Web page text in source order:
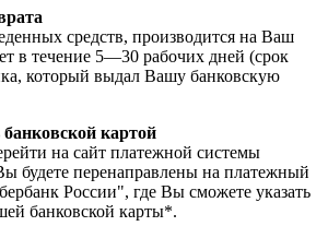
средств, производится на Ваш
в течение 5—30 рабочих дней (срок
который выдал Вашу банковскую
картой
на сайт платежной системы
перенаправлены на платежный
России", где Вы сможете указать
банковской карты*.